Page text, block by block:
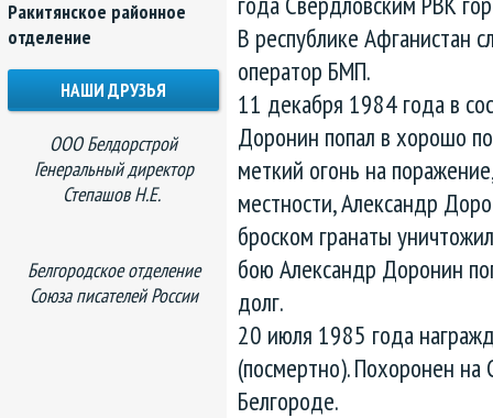
В республике Афганистан
оператор БМП.
11 декабря 1984 года в
Доронин попал в хорошо
меткий огонь на
местности, Александр
броском гранаты
бою Александр Доронин
долг.
20 июля 1985 года
(посмертно). Похоронен
Белгороде.
Ракитянское районное
отделение
НАШИ ДРУЗЬЯ
ООО Белдорстрой
Генеральный директор
Степашов Н.Е.
Белгородское отделение
Союза писателей России